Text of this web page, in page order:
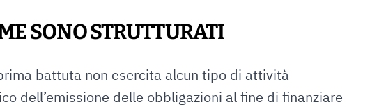
SONO STRUTTURATI
battuta non esercita alcun tipo di attività
dell’emissione delle obbligazioni al fine di finanziare